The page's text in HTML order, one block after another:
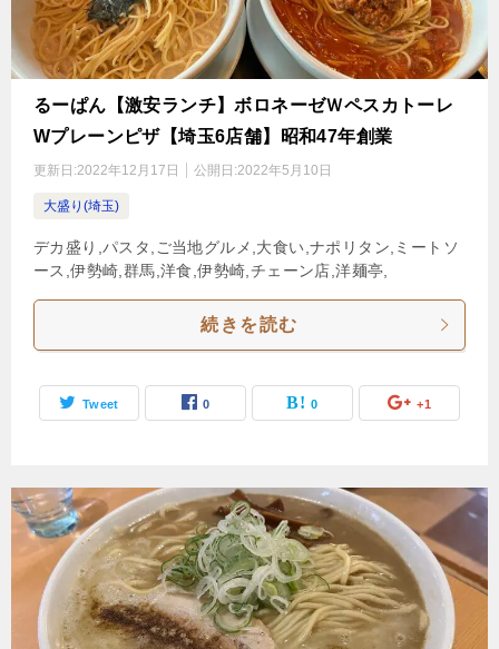
るーぱん【激安ランチ】ボロネーゼＷペスカトーレ
Wプレーンピザ【埼玉6店舗】昭和47年創業
更新日:2022年12月17日 公開日:2022年5月10日
大盛り(埼玉)
デカ盛り,パスタ,ご当地グルメ,大食い,ナポリタン,ミートソ
ース,伊勢崎,群馬,洋食,伊勢崎,チェーン店,洋麺亭,
続きを読む
Tweet 0 0 +1